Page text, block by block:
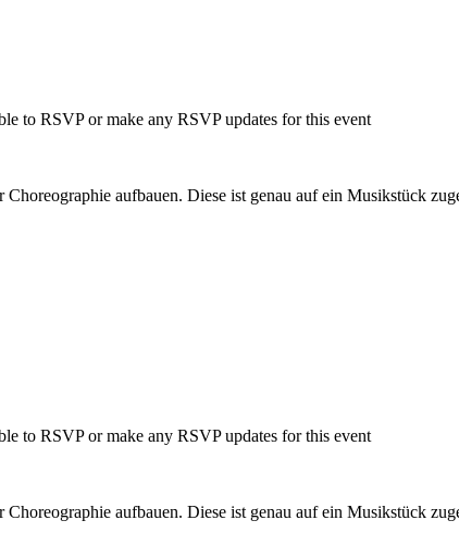
to RSVP or make any RSVP updates for this event
aufbauen. Diese ist genau auf ein Musikstück
to RSVP or make any RSVP updates for this event
aufbauen. Diese ist genau auf ein Musikstück